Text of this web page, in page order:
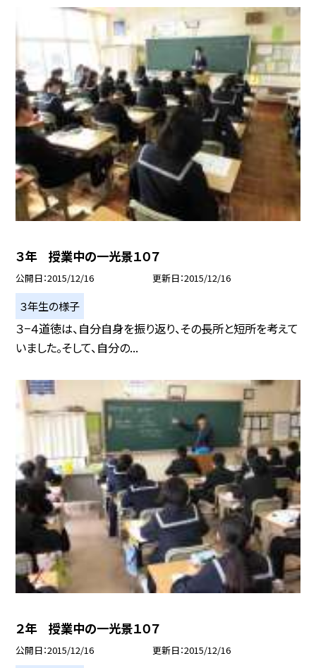
３年 授業中の一光景１０７
公開日 2015/12/16 更新日 2015/12/16
３年生の様子
３−４道徳は、自分自身を振り返り、その長所と短所を考えて
いました。そして、自分の...
２年 授業中の一光景１０７
公開日 2015/12/16 更新日 2015/12/16